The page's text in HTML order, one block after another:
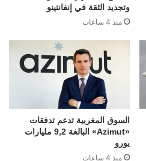
وتجديد الثقة في إنفانتينو
منذ 4 ساعات
السوق المغربية تدعم تدفقات
«Azimut» البالغة 9,2 مليارات
يورو
منذ 4 ساعات